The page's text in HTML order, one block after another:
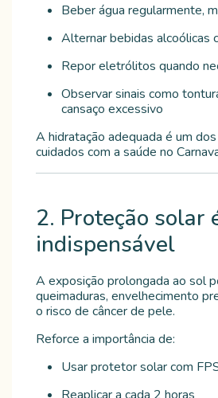
Beber água regularmente,
Alternar bebidas alcoólicas
Repor eletrólitos quando
Observar sinais como
cansaço excessivo
A hidratação adequada é um
cuidados com a saúde no
2. Proteção solar
indispensável
A exposição prolongada ao sol
queimaduras, envelhecimento
o risco de câncer de pele.
Reforce a importância de:
Usar protetor solar com